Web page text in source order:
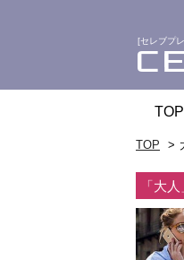
[セレブプ
TOP
TOP
「大